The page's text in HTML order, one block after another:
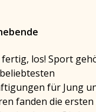
fertig, los! Sport
für Jung
fanden die